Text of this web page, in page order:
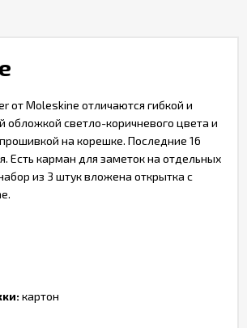
от Moleskine отличаются гибкой и
обложкой светло-коричневого цвета и
на корешке. Последние 16
Есть карман для заметок на отдельных
из 3 штук вложена открытка с
картон